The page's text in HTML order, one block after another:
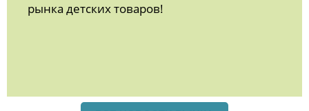
рынка детских товаров!